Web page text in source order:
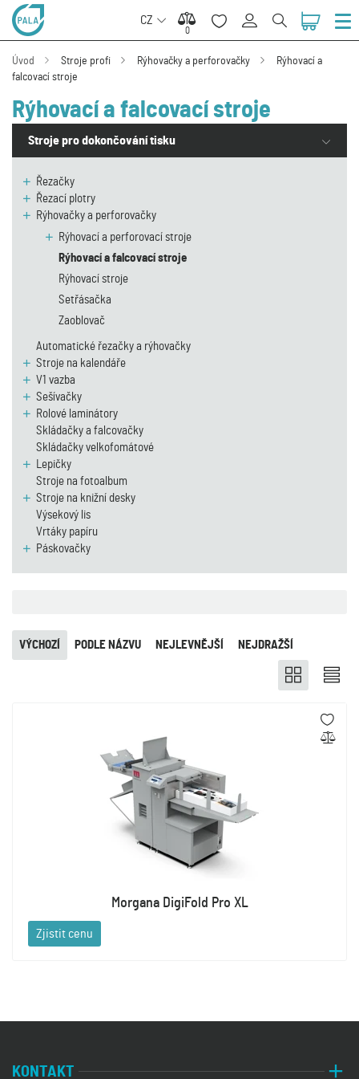
CZ
0
0
Úvod Stroje profi Rýhovačky a perforovačky
Rýhovací a
falcovací stroje
Rýhovací a falcovací stroje
Stroje pro dokončování tisku
Řezačky
Řezací plotry
Rýhovačky a perforovačky
Rýhovací a perforovací stroje
Rýhovací a falcovací stroje
Rýhovací stroje
Setřásačka
Zaoblovač
Automatické řezačky a rýhovačky
Stroje na kalendáře
V1 vazba
Sešívačky
Rolové laminátory
Skládačky a falcovačky
Skládačky velkofomátové
Lepičky
Stroje na fotoalbum
Stroje na knižní desky
Výsekový lis
Vrtáky papíru
Páskovačky
NEJLEVNĚJŠÍ NEJDRAŽŠÍ
PODLE NÁZVU
VÝCHOZÍ
Morgana DigiFold Pro XL
Zjistit cenu
KONTAKT